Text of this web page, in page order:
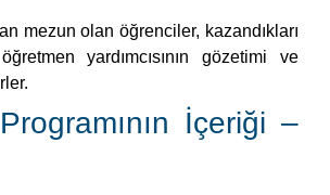
mezun olan öğrenciler, kazandıkları
yardımcısının gözetimi ve
İçeriği –